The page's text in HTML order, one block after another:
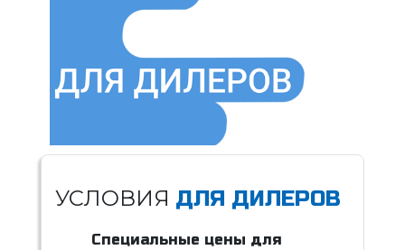
УСЛОВИЯ ДЛЯ ДИЛЕРОВ
Специальные цены для